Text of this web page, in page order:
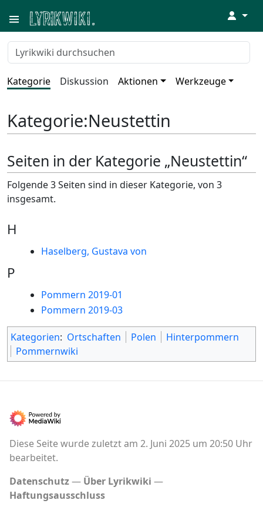
↓
Kategorie Diskussion Aktionen Werkzeuge
Kategorie:Neustettin
Seiten in der Kategorie „Neustettin“
Folgende 3 Seiten sind in dieser Kategorie, von 3
insgesamt.
H
Haselberg, Gustava von
P
Pommern 2019-01
Pommern 2019-03
Kategorien: Ortschaften Polen
Hinterpommern
Pommernwiki
Diese Seite wurde zuletzt am 2. Juni 2025 um 20:50 Uhr
bearbeitet.
Datenschutz
Über Lyrikwiki
Haftungsausschluss